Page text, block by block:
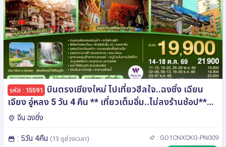
รหัส : 15591
บินตรงเชียงใหม่ ไปเที่ยวฮีลใจ..ฉงชิ่ง เฉียน
เจียง อู่หลง 5 วัน 4 คืน ** เที่ยวเต็มอิ่ม..ไม่ลงร้านช้อป**
โดยสายการบิน West Air (PN)
จีน ฉงชิ่ง
: 5วัน 4คืน (13 ดูช่วงเวลา) : GO1CNXCKG-PN009